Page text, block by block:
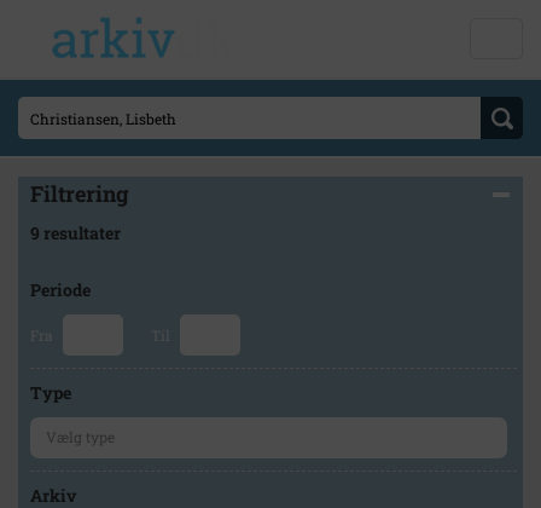
Filtrering
9 resultater
Periode
Fra Til
Type
Arkiv